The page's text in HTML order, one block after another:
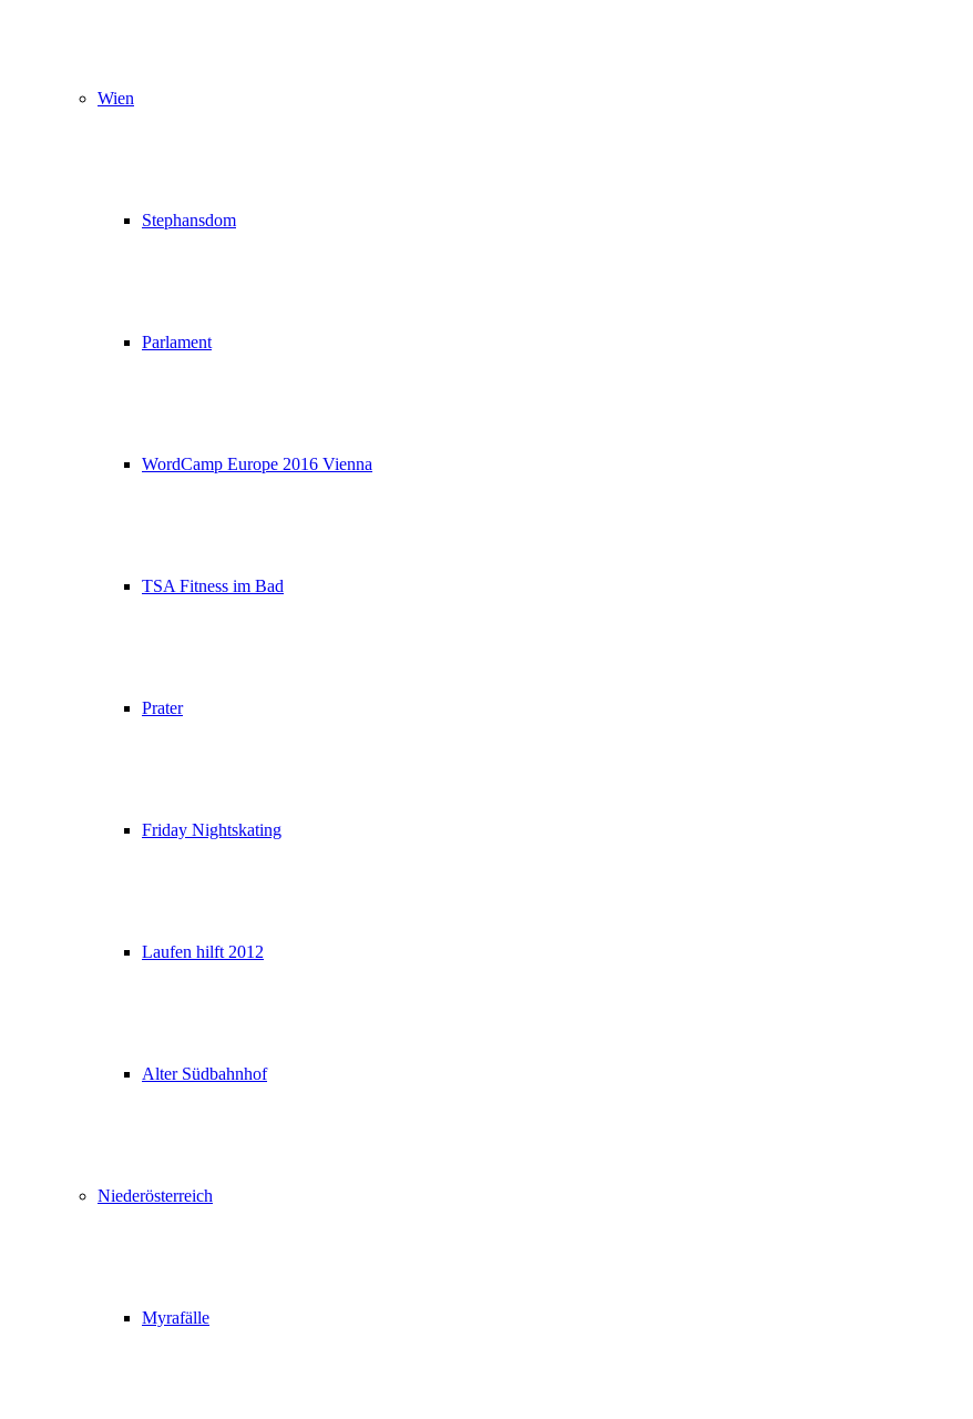
Wien
Stephansdom
Parlament
WordCamp Europe 2016 Vienna
TSA Fitness im Bad
Prater
Friday Nightskating
Laufen hilft 2012
Alter Südbahnhof
Niederösterreich
Myrafälle